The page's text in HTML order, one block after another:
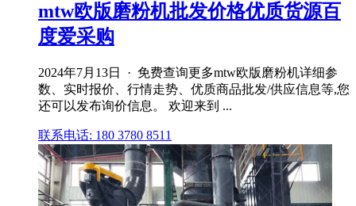
mtw欧版磨粉机批发价格优质货源百
度爱采购
2024年7月13日 · 免费查询更多mtw欧版磨粉机详细参
数、实时报价、行情走势、优质商品批发/供应信息等,您
还可以发布询价信息。 欢迎来到 ...
联系电话: 180 3780 8511